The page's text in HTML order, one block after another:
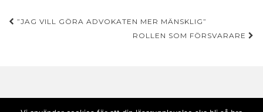
Inläggsnavigering
”JAG VILL GÖRA ADVOKATEN MER MÄNSKLIG”
ROLLEN SOM FÖRSVARARE